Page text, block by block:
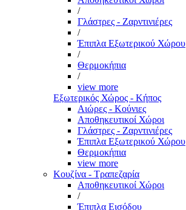
/
Γλάστρες - Ζαρντινιέρες
/
Έπιπλα Εξωτερικού Χώρου
/
Θερμοκήπια
/
view more
Εξωτερικός Χώρος - Κήπος
Αιώρες - Κούνιες
Αποθηκευτικοί Χώροι
Γλάστρες - Ζαρντινιέρες
Έπιπλα Εξωτερικού Χώρου
Θερμοκήπια
view more
Κουζίνα - Τραπεζαρία
Αποθηκευτικοί Χώροι
/
Έπιπλα Εισόδου